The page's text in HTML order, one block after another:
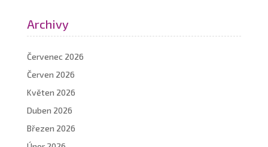
Archivy
Červenec 2026
Červen 2026
Květen 2026
Duben 2026
Březen 2026